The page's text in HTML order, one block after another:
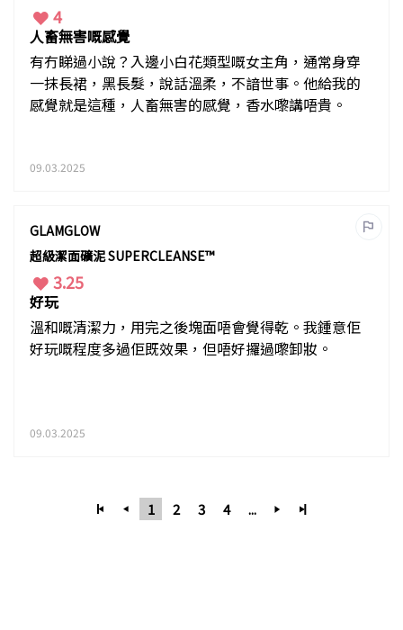
4
人畜無害嘅感覺
有冇睇過小說？入邊小白花類型嘅女主角，通常身穿
一抹長裙，黑長髮，說話溫柔，不諳世事。他給我的
感覺就是這種，人畜無害的感覺，香水嚟講唔貴。
09.03.2025
GLAMGLOW
超級潔面礦泥 SUPERCLEANSE™
3.25
好玩
溫和嘅清潔力，用完之後塊面唔會覺得乾。我鍾意佢
好玩嘅程度多過佢既效果，但唔好攞過嚟卸妝。
09.03.2025
1 2 3 4 ...